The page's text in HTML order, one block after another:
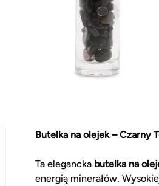
Butelka na olejek – Czarny
Ta elegancka butelka na
energią minerałów.